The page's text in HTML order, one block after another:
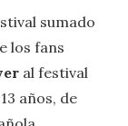
sumado
los fans
al festival
años, de